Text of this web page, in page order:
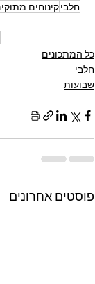
חלביקינוחים
כל המתכונים
חלבי
שבועות
פוסטים אחרונים